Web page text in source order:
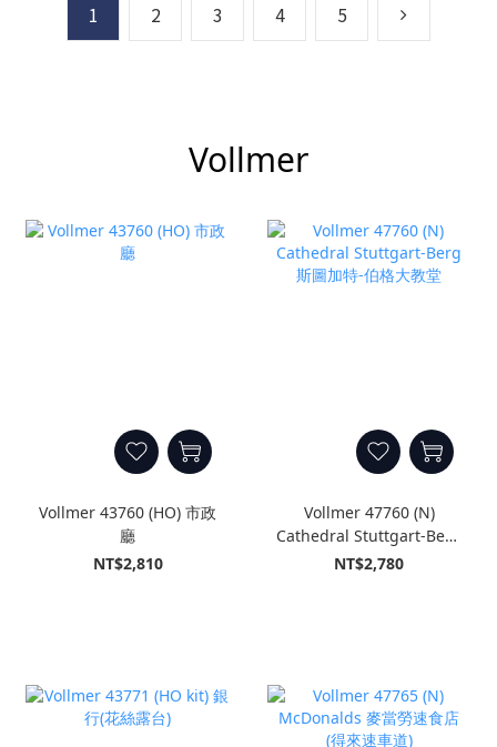
1 2 3 4 5
Vollmer
Vollmer 43760 (HO) 市政
廳
NT$2,810
Vollmer 47760 (N)
Cathedral Stuttgart-Berg
斯圖加特-伯格大教堂
NT$2,780